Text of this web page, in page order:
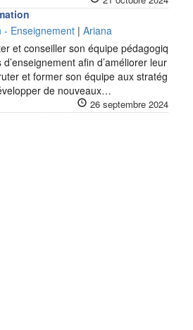
- Enseignement | Ariana
et conseiller son équipe pédagogiq
afin d’améliorer leur
et former son équipe aux stratég
de nouveaux…
26 septembre 2024